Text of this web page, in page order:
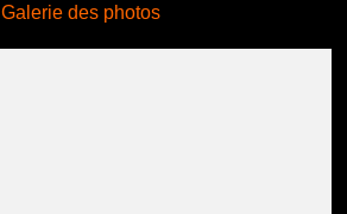
Galerie des photos